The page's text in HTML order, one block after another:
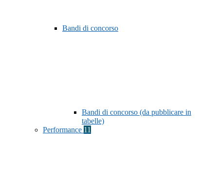
Bandi di concorso
Bandi di concorso (da pubblicare in
tabelle)
Performance 11